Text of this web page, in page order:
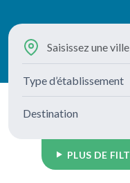
Type d’établissement
Destination
PLUS DE